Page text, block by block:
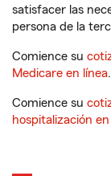
satisfacer las
persona de la
Comience su
Medicare en línea.
Comience su
hospitalización